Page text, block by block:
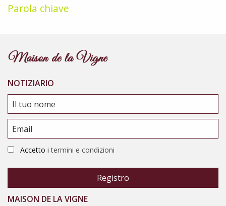
Parola chiave
NOTIZIARIO
Accetto itermini e condizioni
MAISON DE LA VIGNE